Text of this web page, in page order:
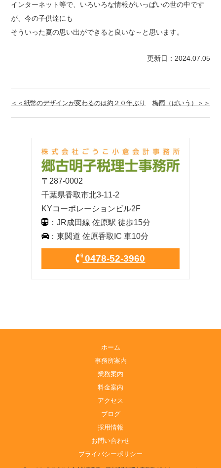
インターネット等で、いろいろな情報がいっぱいの世の中です
が、今の子供達にも
そういった夏の思い出ができると良いな～と思います。
更新日：2024.07.05
＜＜紙幣のデザインが変わるのは約２０年ぶり 梅雨（ばいう）＞＞
〒287-0002
千葉県香取市北3-11-2
KYコーポレーションビル2F
：JR成田線 佐原駅 徒歩15分
：東関道 佐原香取IC 車10分
0478-52-3960
ホーム
事務所案内
業務案内
料金案内
アクセス
ブログ
採用情報
お問い合わせ
プライバシーポリシー